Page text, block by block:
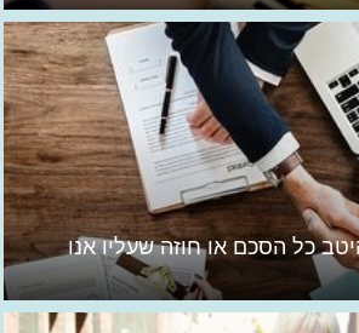
כל הסכם או חוזה שעליו אנו